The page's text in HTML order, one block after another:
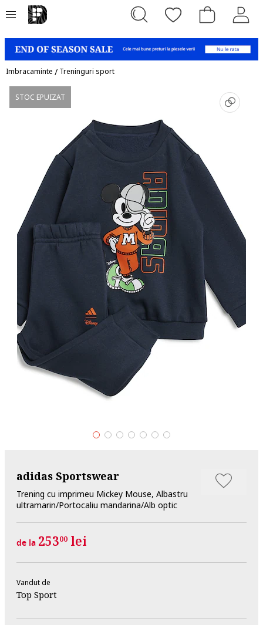
Imbracaminte / Treninguri sport
STOC EPUIZAT
adidas Sportswear
Trening cu imprimeu Mickey Mouse, Albastru
ultramarin/Portocaliu mandarina/Alb optic
de la 25300 lei
Vandut de
Top Sport